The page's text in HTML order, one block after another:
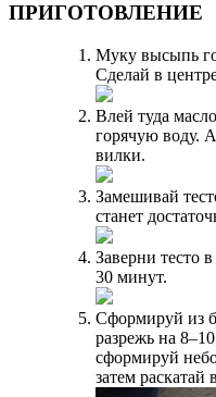
ПРИГОТОВЛЕНИЕ
Муку высыпь
Сделай в
Влей туда
горячую воду.
вилки.
Замешивай
станет
Заверни тесто
30 минут.
Сформируй из
разрежь на
сформируй
затем